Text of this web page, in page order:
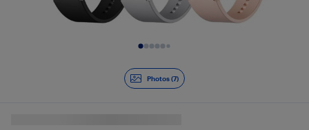
Photos (7)